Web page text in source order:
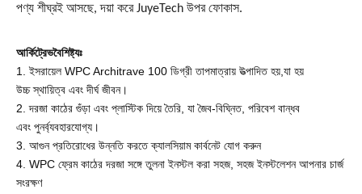
পণ্য শীঘ্রই আসছে, দয়া করে JuyeTech উপর ফোকাস.
আর্কিট্রেভবৈশিষ্ট্যঃ
1. ইসরায়েল WPC Architrave 100 ডিগ্রী তাপমাত্রায় উত্পাদিত হয়,যা হয়
উচ্চ স্থায়িত্ব এবং দীর্ঘ জীবন।
2. দরজা কাঠের গুঁড়া এবং প্লাস্টিক দিয়ে তৈরি, যা জৈব-বিঘ্নিত, পরিবেশ বান্ধব
এবং পুনর্ব্যবহারযোগ্য।
3. আগুন প্রতিরোধের উন্নতি করতে ক্যালসিয়াম কার্বনেট যোগ করুন
4. WPC ফ্রেম কাঠের দরজা সঙ্গে তুলনা ইনস্টল করা সহজ, সহজ ইনস্টলেশন আপনার চার্জ
সংরক্ষণ